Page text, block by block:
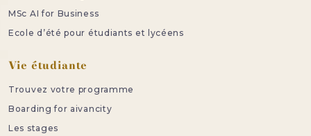
MSc AI for Business
Ecole d’été pour étudiants et lycéens
Vie étudiante
Trouvez votre programme
Boarding for aivancity
Les stages